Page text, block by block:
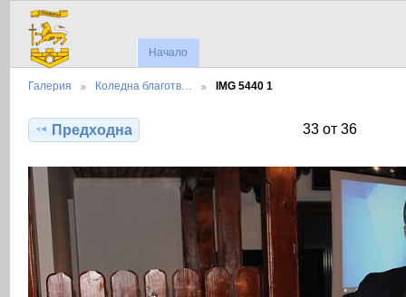
Начало
Галерия Коледна благотв… IMG 5440 1
Предходна 33 от 36